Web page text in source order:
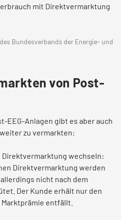
mit Direktvermarktung
Bundesverbands der Energie- und
von Post-
EEG-Anlagen gibt es aber auch
zu vermarkten:
wechseln:
Direktvermarktung werden
nicht nach dem
Der Kunde erhält nur den
entfällt.